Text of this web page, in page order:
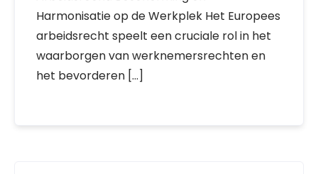
Harmonisatie op de Werkplek Het Europees
arbeidsrecht speelt een cruciale rol in het
waarborgen van werknemersrechten en
het bevorderen […]